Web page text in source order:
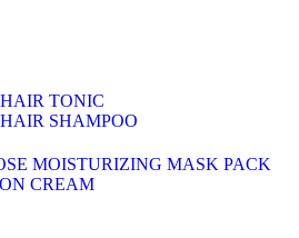
TONIC
SHAMPOO
MOISTURIZING MASK PACK
CREAM